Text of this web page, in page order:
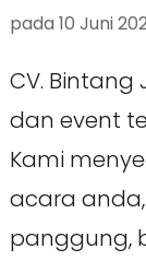
pada 10 Juni
CV.
dan event
Kami
acara
panggung,